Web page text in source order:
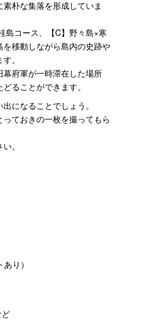
朴な集落を形成していま
島コース、【C】野々島×寒
移動しながら島内の史跡や
。
府軍が一時滞在した場所
ることができます。
になることでしょう。
ておきの一枚を撮ってもら
。
り）